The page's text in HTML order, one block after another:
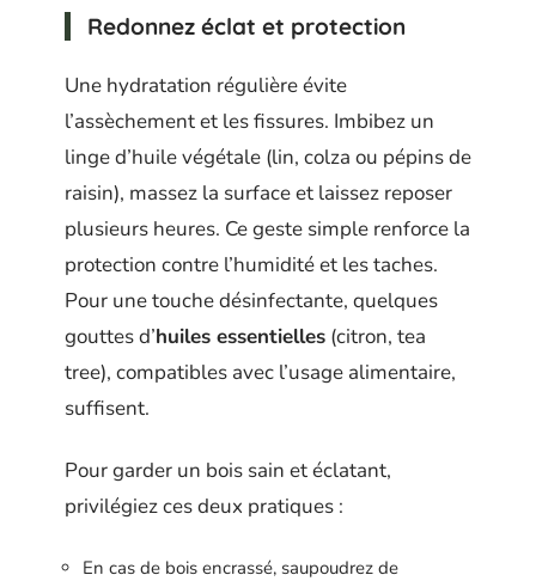
Redonnez éclat et protection
Une hydratation régulière évite
l’assèchement et les fissures. Imbibez un
linge d’huile végétale (lin, colza ou pépins de
raisin), massez la surface et laissez reposer
plusieurs heures. Ce geste simple renforce la
protection contre l’humidité et les taches.
Pour une touche désinfectante, quelques
gouttes d’huiles essentielles (citron, tea
tree), compatibles avec l’usage alimentaire,
suffisent.
Pour garder un bois sain et éclatant,
privilégiez ces deux pratiques :
En cas de bois encrassé, saupoudrez de